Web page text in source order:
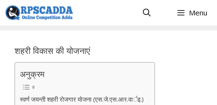
Skip
to
Menu
शहरी विकास की योजनाएं
अनुक्रम
स्वर्ण जयन्ती शहरी रोजगार योजना (एस.जे.एस.आर.वार्इ.)